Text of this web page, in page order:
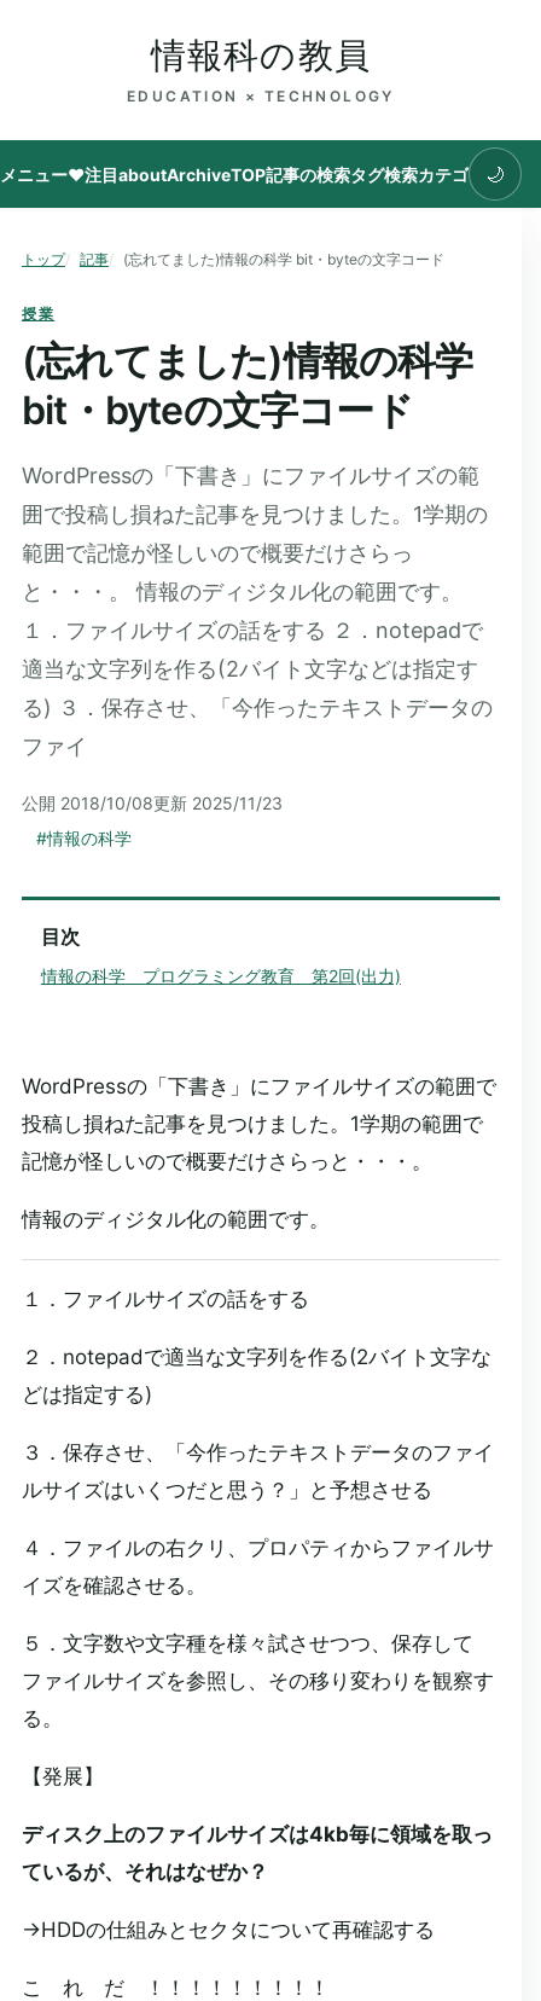
情報科の教員
EDUCATION × TECHNOLOGY
メニュー♥注目aboutArchiveTOP記事の検索タグ検索カテゴリ 🌙
トップ 記事 (忘れてました)情報の科学 bit・byteの文字コード
授業
(忘れてました)情報の科学
bit・byteの文字コード
WordPressの「下書き」にファイルサイズの範
囲で投稿し損ねた記事を見つけました。1学期の
範囲で記憶が怪しいので概要だけさらっ
と・・・。 情報のディジタル化の範囲です。
１．ファイルサイズの話をする ２．notepadで
適当な文字列を作る(2バイト文字などは指定す
る) ３．保存させ、「今作ったテキストデータの
ファイ
公開 2018/10/08更新 2025/11/23
#情報の科学
WordPressの「下書き」にファイルサイズの範囲で
投稿し損ねた記事を見つけました。1学期の範囲で
記憶が怪しいので概要だけさらっと・・・。
情報のディジタル化の範囲です。
１．ファイルサイズの話をする
２．notepadで適当な文字列を作る(2バイト文字な
どは指定する)
３．保存させ、「今作ったテキストデータのファイ
ルサイズはいくつだと思う？」と予想させる
４．ファイルの右クリ、プロパティからファイルサ
イズを確認させる。
５．文字数や文字種を様々試させつつ、保存して
ファイルサイズを参照し、その移り変わりを観察す
る。
【発展】
ディスク上のファイルサイズは4kb毎に領域を取っ
ているが、それはなぜか？
→HDDの仕組みとセクタについて再確認する
こ れ だ ！！！！！！！！！
目次
情報の科学 プログラミング教育 第2回(出力)